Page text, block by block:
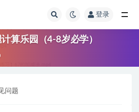
登录
算乐园（4-8岁必学）
问题